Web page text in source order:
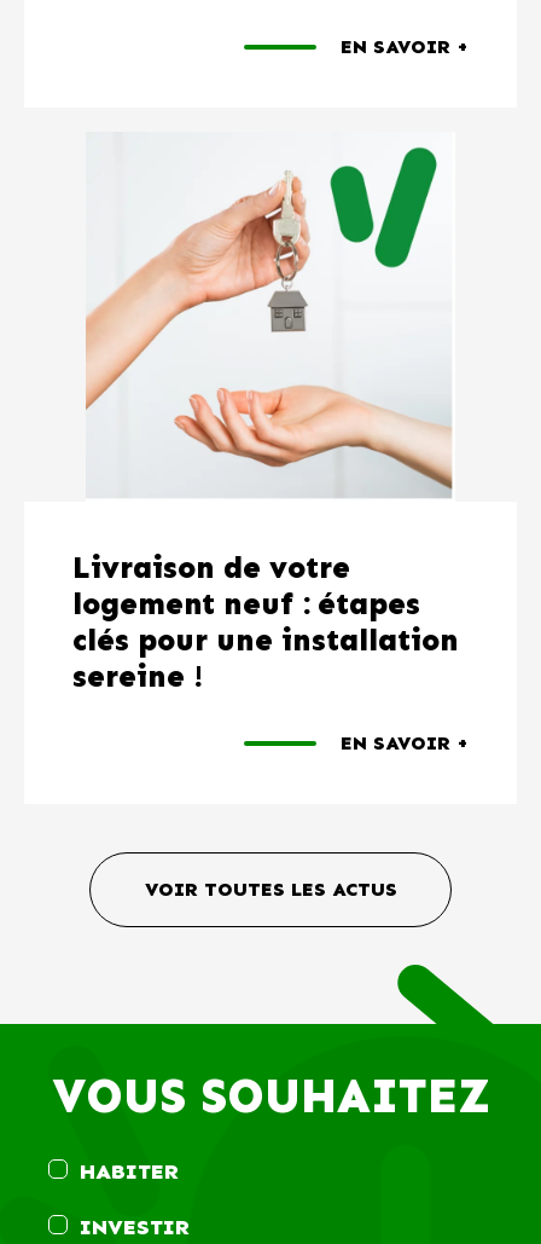
EN SAVOIR +
Livraison de votre
logement neuf : étapes
clés pour une installation
sereine !
EN SAVOIR +
VOIR TOUTES LES ACTUS
#Programmes
logements
neufs
aménagés
VOUS SOUHAITEZ
HABITER
INVESTIR